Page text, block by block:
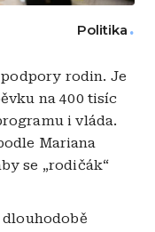
Politika
rodin. Je
na 400 tisíc
i vláda.
Mariana
se „rodičák“
dlouhodobě